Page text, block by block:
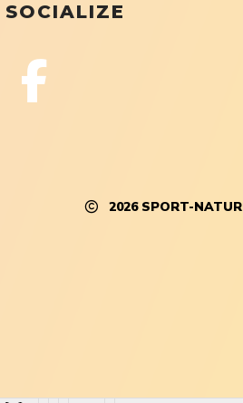
SOCIALIZE
2026 SPORT-